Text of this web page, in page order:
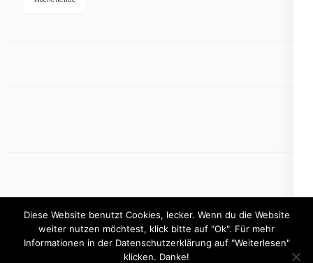
mamasbusiness.de
Diese Website benutzt Cookies, lecker. Wenn du die Website
weiter nutzen möchtest, klick bitte auf "Ok". Für mehr
Informationen in der Datenschutzerklärung auf "Weiterlesen"
klicken. Danke!